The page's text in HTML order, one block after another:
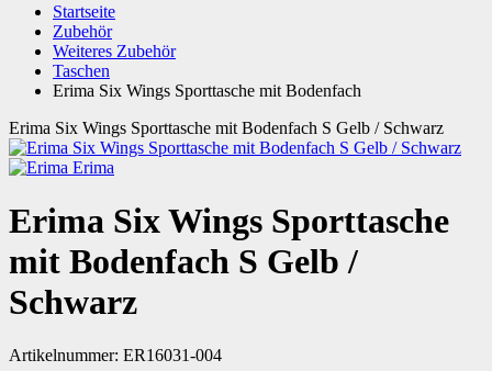
Startseite
Zubehör
Weiteres Zubehör
Taschen
Erima Six Wings Sporttasche mit Bodenfach
Erima Six Wings Sporttasche mit Bodenfach S Gelb / Schwarz
Erima
Erima Six Wings Sporttasche
mit Bodenfach S Gelb /
Schwarz
Artikelnummer: ER16031-004